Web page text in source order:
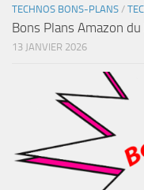
TECHNOS BONS-PLANS /
Bons Plans Amazon
13 JANVIER 2026